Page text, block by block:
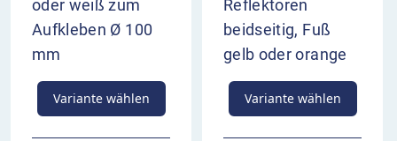
oder weiß zum
Aufkleben Ø 100
mm
Variante wählen
Reflektoren
beidseitig, Fuß
gelb oder orange
Variante wählen